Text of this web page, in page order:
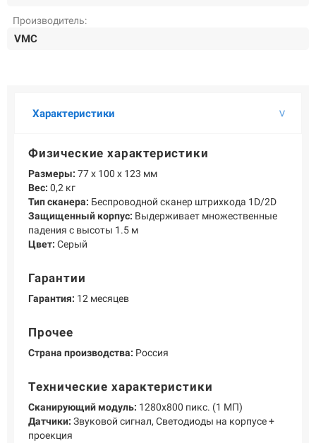
Подробнее о компании «POScenter» - одном из лидеров в сфере
производства кассового и весового оборудования.
Самая актуальная и необходимая информация о нововведениях и
технической составляющей ассортимента «POScenter».
НОВОСТИ ЖУРНАЛ КОНФЕРЕНЦИИ
+7 (495) 518-94-41
Производитель:
VMC
Характеристики
Физические характеристики
Размеры: 77 х 100 х 123 мм
Вес: 0,2 кг
Тип сканера: Беспроводной сканер штрихкода 1D/2D
Защищенный корпус: Выдерживает множественные
падения с высоты 1.5 м
Цвет: Серый
Гарантии
Гарантия: 12 месяцев
Прочее
Страна производства: Россия
Технические характеристики
Сканирующий модуль: 1280х800 пикс. (1 МП)
Датчики: Звуковой сигнал, Светодиоды на корпусе +
проекция